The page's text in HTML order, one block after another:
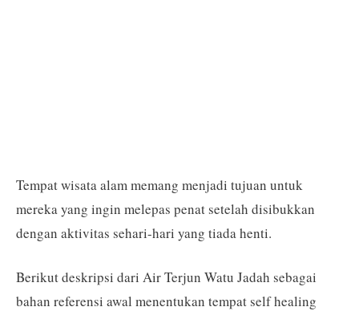
Tempat wisata alam memang menjadi tujuan untuk
mereka yang ingin melepas penat setelah disibukkan
dengan aktivitas sehari-hari yang tiada henti.
Berikut deskripsi dari Air Terjun Watu Jadah sebagai
bahan referensi awal menentukan tempat self healing